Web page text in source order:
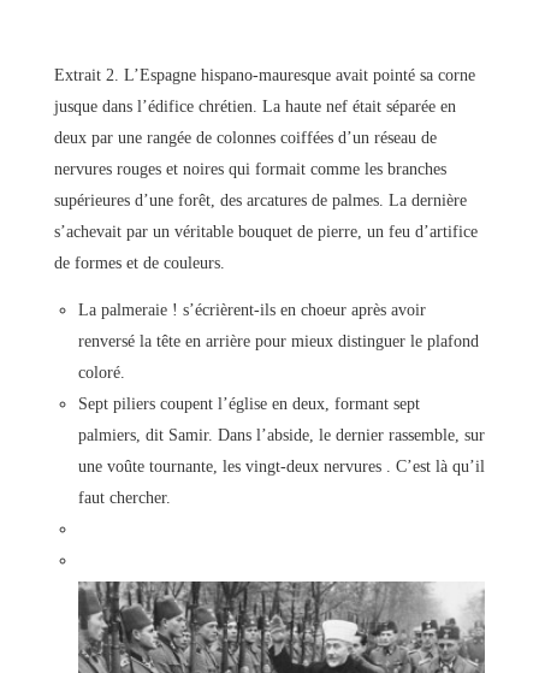
Extrait 2. L’Espagne hispano-mauresque avait pointé sa corne
jusque dans l’édifice chrétien. La haute nef était séparée en
deux par une rangée de colonnes coiffées d’un réseau de
nervures rouges et noires qui formait comme les branches
supérieures d’une forêt, des arcatures de palmes. La dernière
s’achevait par un véritable bouquet de pierre, un feu d’artifice
de formes et de couleurs.
La palmeraie ! s’écrièrent-ils en choeur après avoir
renversé la tête en arrière pour mieux distinguer le plafond
coloré.
Sept piliers coupent l’église en deux, formant sept
palmiers, dit Samir. Dans l’abside, le dernier rassemble, sur
une voûte tournante, les vingt-deux nervures . C’est là qu’il
faut chercher.